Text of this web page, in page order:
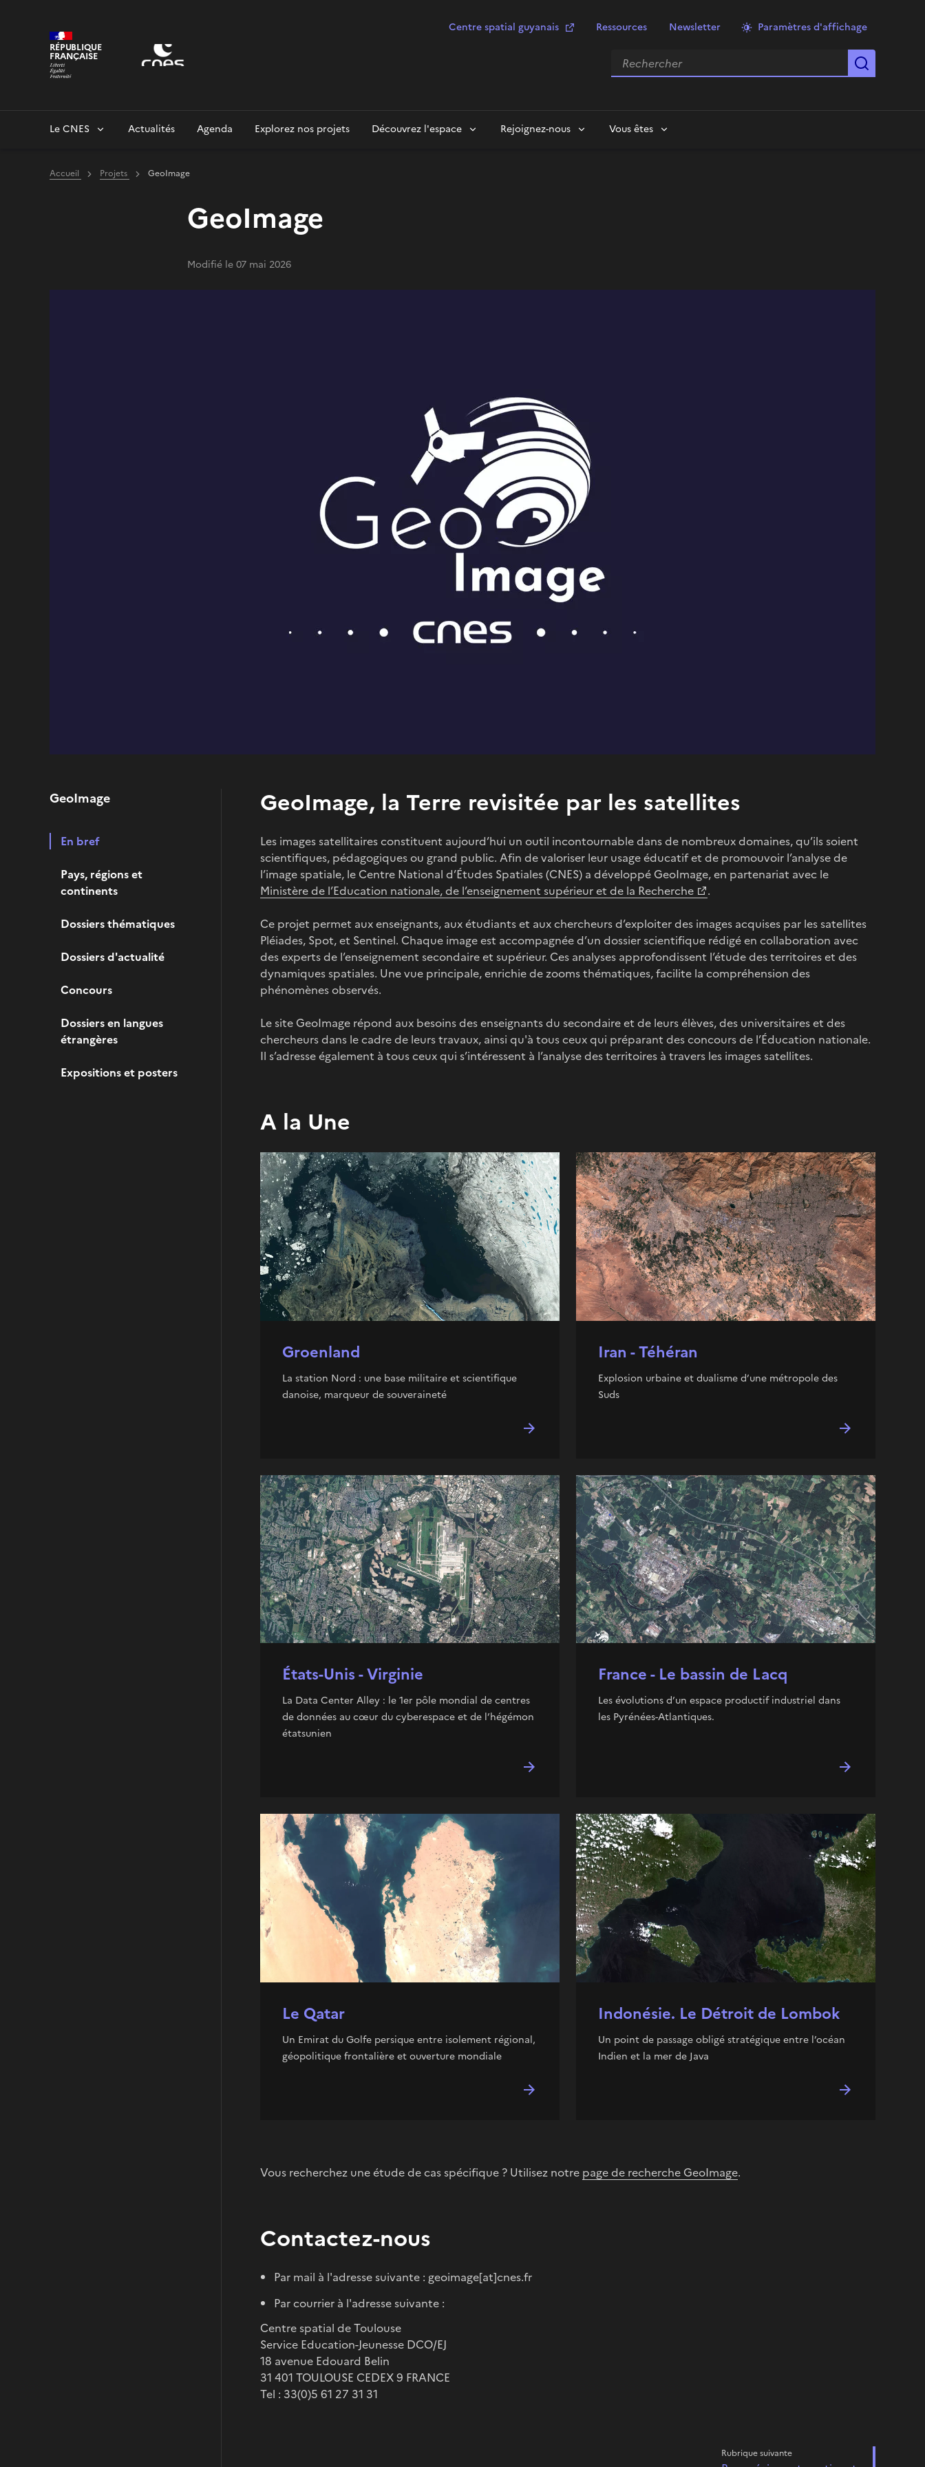
RÉPUBLIQUE
FRANÇAISE
Centre spatial guyanais Ressources Newsletter Paramètres d'affichage
Rechercher
Le CNES Actualités Agenda Explorez nos projets Découvrez l'espace Rejoignez-nous Vous êtes
Accueil Projets GeoImage
GeoImage
Modifié le 07 mai 2026
GeoImage
En bref
Pays, régions et
continents
Dossiers thématiques
Dossiers d'actualité
Concours
Dossiers en langues
étrangères
Expositions et posters
GeoImage, la Terre revisitée par les satellites
Les images satellitaires constituent aujourd’hui un outil incontournable dans de nombreux domaines, qu’ils soient
scientifiques, pédagogiques ou grand public. Afin de valoriser leur usage éducatif et de promouvoir l’analyse de
l’image spatiale, le Centre National d’Études Spatiales (CNES) a développé GeoImage, en partenariat avec le
Ministère de l’Education nationale, de l’enseignement supérieur et de la Recherche
.
Ce projet permet aux enseignants, aux étudiants et aux chercheurs d’exploiter des images acquises par les satellites
Pléiades, Spot, et Sentinel. Chaque image est accompagnée d’un dossier scientifique rédigé en collaboration avec
des experts de l’enseignement secondaire et supérieur. Ces analyses approfondissent l’étude des territoires et des
dynamiques spatiales. Une vue principale, enrichie de zooms thématiques, facilite la compréhension des
phénomènes observés.
Le site GeoImage répond aux besoins des enseignants du secondaire et de leurs élèves, des universitaires et des
chercheurs dans le cadre de leurs travaux, ainsi qu'à tous ceux qui préparant des concours de l’Éducation nationale.
Il s’adresse également à tous ceux qui s’intéressent à l’analyse des territoires à travers les images satellites.
A la Une
Groenland
La station Nord : une base militaire et scientifique
danoise, marqueur de souveraineté
Iran - Téhéran
Explosion urbaine et dualisme d’une métropole des
Suds
États-Unis - Virginie
La Data Center Alley : le 1er pôle mondial de centres
de données au cœur du cyberespace et de l’hégémon
étatsunien
France - Le bassin de Lacq
Les évolutions d’un espace productif industriel dans
les Pyrénées-Atlantiques.
Le Qatar
Un Emirat du Golfe persique entre isolement régional,
géopolitique frontalière et ouverture mondiale
Indonésie. Le Détroit de Lombok
Un point de passage obligé stratégique entre l’océan
Indien et la mer de Java
Vous recherchez une étude de cas spécifique ? Utilisez notre page de recherche GeoImage.
Contactez-nous
Par mail à l'adresse suivante : geoimage[at]cnes.fr
Par courrier à l'adresse suivante :
Centre spatial de Toulouse
Service Education-Jeunesse DCO/EJ
18 avenue Edouard Belin
31 401 TOULOUSE CEDEX 9 FRANCE
Tel : 33(0)5 61 27 31 31
Rubrique suivante